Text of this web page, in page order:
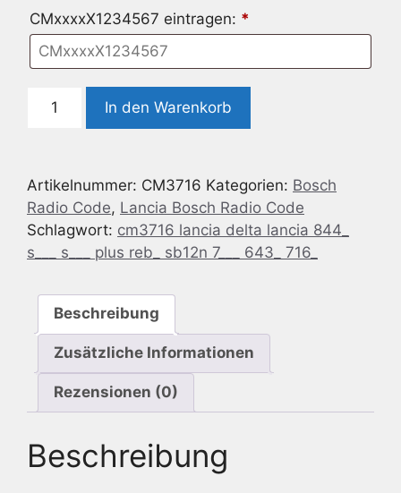
CMxxxxX1234567 eintragen: *
Code
Bosch
CM3716
Lancia
DELTA
Lancia
S&S
SB12N
643
In den Warenkorb
Artikelnummer: CM3716 Kategorien: Bosch
Radio Code, Lancia Bosch Radio Code
Schlagwort: cm3716 lancia delta lancia 844_
s___ s___ plus reb_ sb12n 7___ 643_ 716_
Beschreibung
Zusätzliche Informationen
Rezensionen (0)
Beschreibung